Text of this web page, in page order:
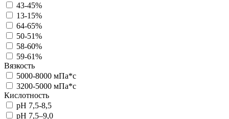
43-45%
13-15%
64-65%
50-51%
58-60%
59-61%
Вязкость
5000-8000 мПа*с
3200-5000 мПа*с
Кислотность
pH 7,5-8,5
pH 7,5–9,0